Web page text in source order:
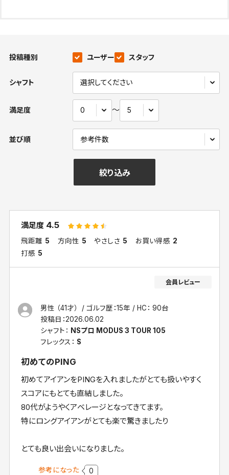
投稿種別 ユーザー スタッフ
シャフト
満足度 〜
並び順
絞り込み
満足度 4.5
飛距離 5 方向性 5 やさしさ 5 お買い得感 2
打感 5
男性 （41才） ゴルフ歴：15年
HC： 90台
投稿日：2026.06.02
シャフト： NSプロ MODUS 3 TOUR 105
フレックス： S
初めてのPING
初めてアイアンをPINGを入れましたがとても扱いやすく
スコアにもとても直結しました。
80代がようやくアベレージとなってきてます。
特にロングアイアンがとても楽で驚きましたり
とても良い出会いになりました。
参考になった 0